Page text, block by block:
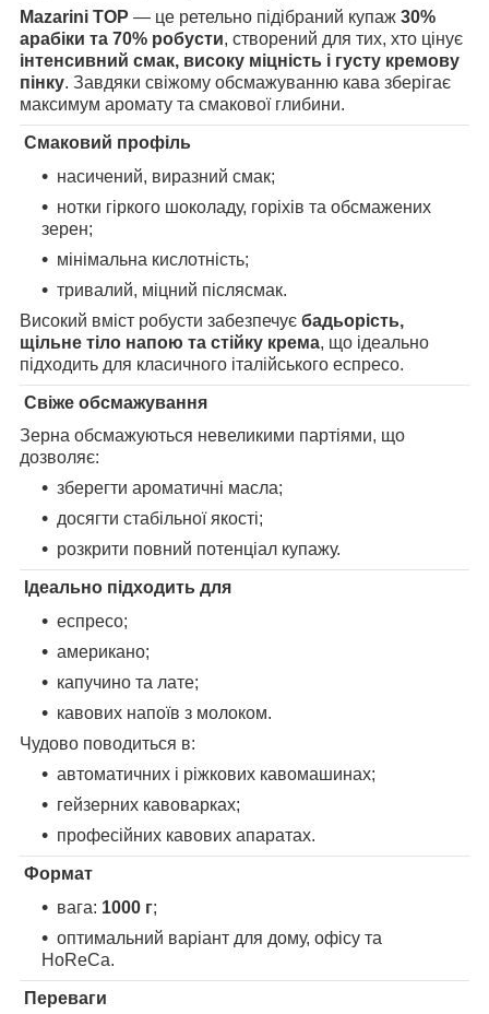
Mazarini TOP — це ретельно підібраний купаж 30%
арабіки та 70% робусти, створений для тих, хто цінує
інтенсивний смак, високу міцність і густу кремову
пінку. Завдяки свіжому обсмажуванню кава зберігає
максимум аромату та смакової глибини.
Смаковий профіль
насичений, виразний смак;
нотки гіркого шоколаду, горіхів та обсмажених
зерен;
мінімальна кислотність;
тривалий, міцний післясмак.
Високий вміст робусти забезпечує бадьорість,
щільне тіло напою та стійку крема, що ідеально
підходить для класичного італійського еспресо.
Свіже обсмажування
Зерна обсмажуються невеликими партіями, що
дозволяє:
зберегти ароматичні масла;
досягти стабільної якості;
розкрити повний потенціал купажу.
Ідеально підходить для
еспресо;
американо;
капучино та лате;
кавових напоїв з молоком.
Чудово поводиться в:
автоматичних і ріжкових кавомашинах;
гейзерних кавоварках;
професійних кавових апаратах.
Формат
вага: 1000 г;
оптимальний варіант для дому, офісу та
HoReCa.
Переваги